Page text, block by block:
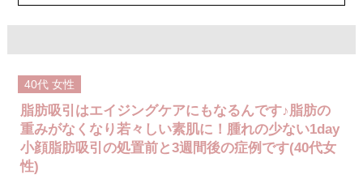
40代 女性
脂肪吸引はエイジングケアにもなるんです♪脂肪の
重みがなくなり若々しい素肌に！腫れの少ない1day
小顔脂肪吸引の処置前と3週間後の症例です(40代女
性)